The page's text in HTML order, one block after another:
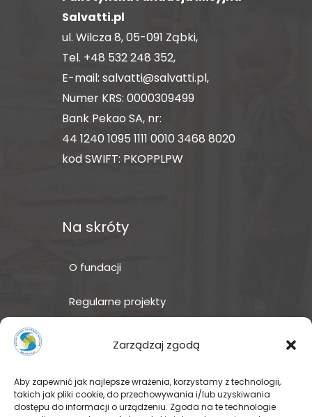
Zarządzaj zgodą
Aby zapewnić jak najlepsze wrażenia, korzystamy z technologii,
takich jak pliki cookie, do przechowywania i/lub uzyskiwania
dostępu do informacji o urządzeniu. Zgoda na te technologie
Salvatti.pl
ul. Wilcza 8, 05-091 Ząbki,
Tel. +48 532 248 352,
E-mail: salvatti@salvatti.pl,
Numer KRS: 0000309499
Bank Pekao SA, nr:
44 1240 1095 1111 0010 3468 8020
kod SWIFT: PKOPPLPW
Na skróty
O fundacji
Regularne projekty
Wspomóż teraz – przekaż